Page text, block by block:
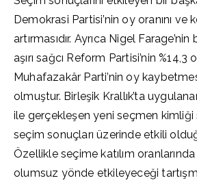
Demokrasi Partisi’nin oy oranını ve
artırmasıdır. Ayrıca Nigel
aşırı sağcı Reform Partisi’nin %14,3
Muhafazakâr Parti’nin oy
olmuştur. Birleşik Krallık’ta
ile gerçekleşen yeni seçmen
seçim sonuçları üzerinde etkili
Özellikle seçime katılım
olumsuz yönde etkileyeceği